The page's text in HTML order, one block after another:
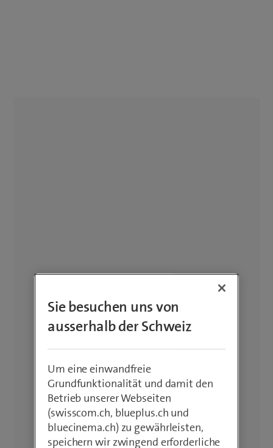
Sie besuchen uns von
ausserhalb der Schweiz
Um eine einwandfreie
Grundfunktionalität und damit den
Betrieb unserer Webseiten
(swisscom.ch, blueplus.ch und
bluecinema.ch) zu gewährleisten,
speichern wir zwingend erforderliche